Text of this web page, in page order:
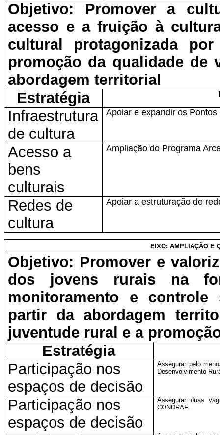
Objetivo: Promover a
acesso e a fruição à
cultural protagonizada
promoção da qualidade
abordagem territorial
Estratégia
Infraestrutura
de cultura
Apoiar e expandir os
Acesso a
bens
culturais
Ampliação do Programa
Redes de
cultura
Apoiar a estruturação de
EIXO: AMPLIAÇÃO E
Objetivo: Promover e
dos jovens rurais na
monitoramento e
partir da abordagem
juventude rural e a
Estratégia
Participação nos
espaços de decisão
Assegurar pelo
Desenvolvimento
Participação nos
espaços de decisão
Assegurar duas
CONDRAF.